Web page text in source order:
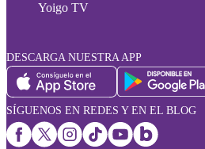
Yoigo TV
DESCARGA NUESTRA APP
SÍGUENOS EN REDES Y EN EL BLOG